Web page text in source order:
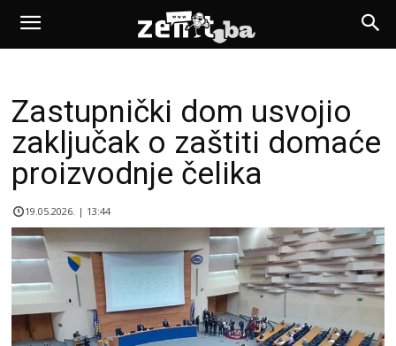
Zastupnički dom usvojio
zaključak o zaštiti domaće
proizvodnje čelika
19.05.2026. | 13:44